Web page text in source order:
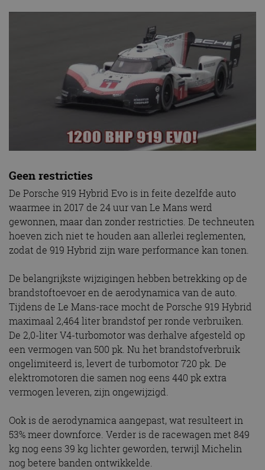
Geen restricties
De Porsche 919 Hybrid Evo is in feite dezelfde auto
waarmee in 2017 de 24 uur van Le Mans werd
gewonnen, maar dan zonder restricties. De techneuten
hoeven zich niet te houden aan allerlei reglementen,
zodat de 919 Hybrid zijn ware performance kan tonen.
De belangrijkste wijzigingen hebben betrekking op de
brandstoftoevoer en de aerodynamica van de auto.
Tijdens de Le Mans-race mocht de Porsche 919 Hybrid
maximaal 2,464 liter brandstof per ronde verbruiken.
De 2,0-liter V4-turbomotor was derhalve afgesteld op
een vermogen van 500 pk. Nu het brandstofverbruik
ongelimiteerd is, levert de turbomotor 720 pk. De
elektromotoren die samen nog eens 440 pk extra
vermogen leveren, zijn ongewijzigd.
Ook is de aerodynamica aangepast, wat resulteert in
53% meer downforce. Verder is de racewagen met 849
kg nog eens 39 kg lichter geworden, terwijl Michelin
nog betere banden ontwikkelde.